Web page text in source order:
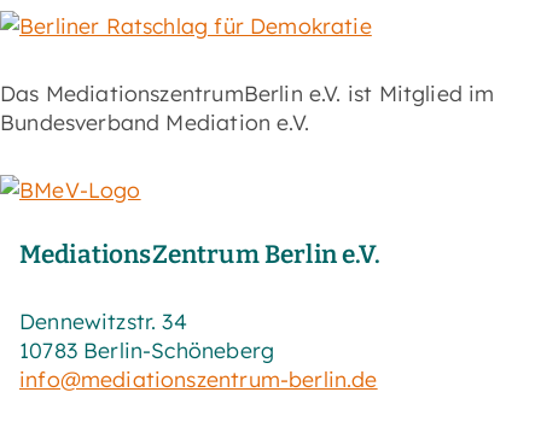
Das MediationszentrumBerlin e.V. ist Mitglied im
Bundesverband Mediation e.V.
MediationsZentrum Berlin e.V.
Dennewitzstr. 34
10783 Berlin-Schöneberg
info@mediationszentrum-berlin.de